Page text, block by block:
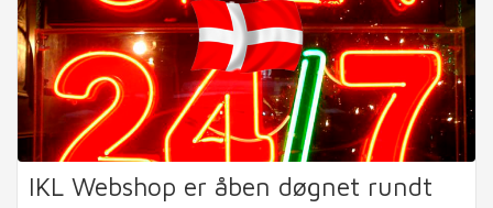
IKL Webshop er åben døgnet rundt